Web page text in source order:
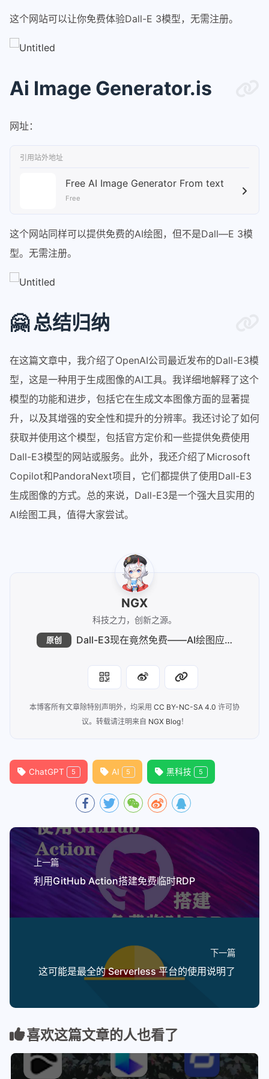
这个网站可以让你免费体验Dall-E 3模型，无需注册。
Ai Image Generator.is
网址：
引用站外地址
Free AI Image Generator From text
Free
这个网站同样可以提供免费的AI绘图，但不是Dall—E 3模
型。无需注册。
🤗 总结归纳
在这篇文章中，我介绍了OpenAI公司最近发布的Dall-E3模
型，这是一种用于生成图像的AI工具。我详细地解释了这个
模型的功能和进步，包括它在生成文本图像方面的显著提
升，以及其增强的安全性和提升的分辨率。我还讨论了如何
获取并使用这个模型，包括官方定价和一些提供免费使用
Dall-E3模型的网站或服务。此外，我还介绍了Microsoft
Copilot和PandoraNext项目，它们都提供了使用Dall-E3
生成图像的方式。总的来说，Dall-E3是一个强大且实用的
AI绘图工具，值得大家尝试。
NGX
科技之力，创新之源。
原创 Dall-E3现在竟然免费——AI绘图应用推荐
本博客所有文章除特别声明外，均采用 CC BY-NC-SA 4.0 许可协
议。转载请注明来自 NGX Blog！
ChatGPT 5 AI 5 黑科技 5
上一篇
利用GitHub Action搭建免费临时RDP
下一篇
这可能是最全的 Serverless 平台的使用说明了
喜欢这篇文章的人也看了